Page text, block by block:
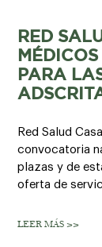
RED
PARA
Red Salud
convocatoria
plazas y de
oferta de
LEER MÁS >>